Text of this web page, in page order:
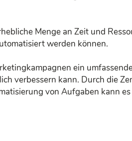
Menge an Zeit und
werden können.
ein
verbessern kann. Durch die
von Aufgaben kann